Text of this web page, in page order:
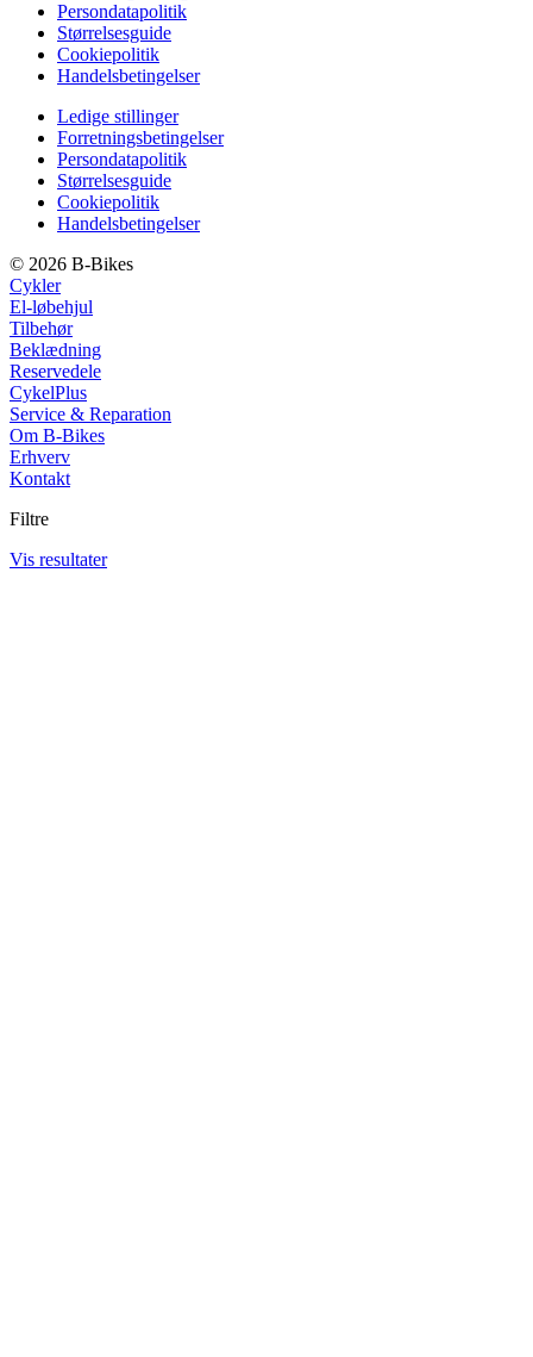
Persondatapolitik
Størrelsesguide
Cookiepolitik
Handelsbetingelser
Ledige stillinger
Forretningsbetingelser
Persondatapolitik
Størrelsesguide
Cookiepolitik
Handelsbetingelser
© 2026 B-Bikes
Cykler
El-løbehjul
Tilbehør
Beklædning
Reservedele
CykelPlus
Service & Reparation
Om B-Bikes
Erhverv
Kontakt
Filtre
Vis resultater